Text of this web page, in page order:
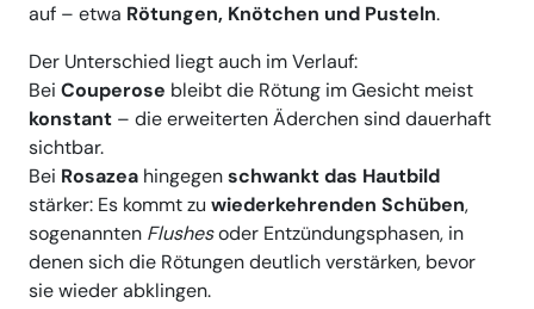
auf – etwa Rötungen, Knötchen und Pusteln.
Der Unterschied liegt auch im Verlauf:
Bei Couperose bleibt die Rötung im Gesicht meist
konstant – die erweiterten Äderchen sind dauerhaft
sichtbar.
Bei Rosazea hingegenschwankt das Hautbild
stärker: Es kommt zu wiederkehrenden Schüben,
sogenannten Flushesoder Entzündungsphasen, in
denen sich die Rötungen deutlich verstärken, bevor
sie wieder abklingen.